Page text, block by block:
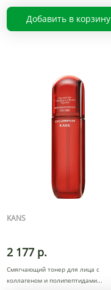
Добавить в корзину
KANS
2 177 р.
Смягчающий тонер для лица с
коллагеном и полипептидами